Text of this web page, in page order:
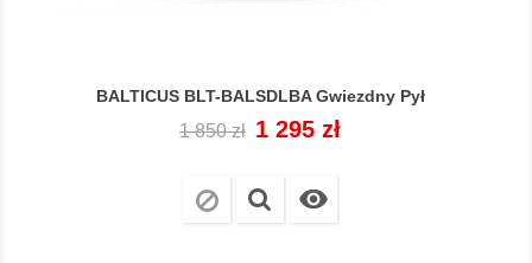
BALTICUS BLT-BALSDLBA Gwiezdny Pył
Cena
1 850 zł Cena
1 295 zł
